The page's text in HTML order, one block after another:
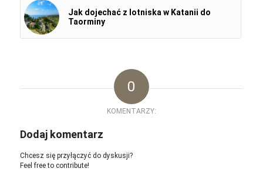
Jak dojechać z lotniska w Katanii do
Taorminy
0
KOMENTARZY:
Dodaj komentarz
Chcesz się przyłączyć do dyskusji?
Feel free to contribute!